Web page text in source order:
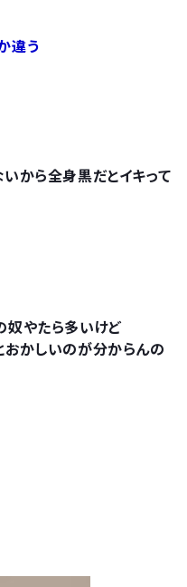
違う
から全身黒だとイキって
やたら多いけど
かしいのが分からんの